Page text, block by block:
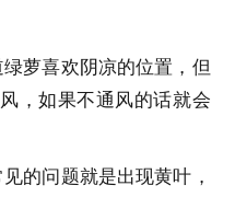
萝喜欢阴凉的位置，但
，如果不通风的话就会
的问题就是出现黄叶，